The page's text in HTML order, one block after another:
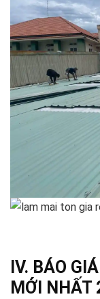
IV. BÁO
MỚI NHẤT